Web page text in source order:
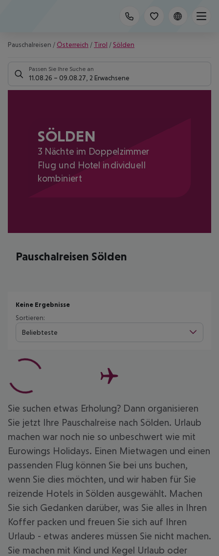
Pauschalreisen / Österreich / Tirol / Sölden
Passen Sie Ihre Suche an
11.08.26 – 09.08.27 2 Erwachsene
SÖLDEN
3 Nächte im Doppelzimmer
Flug und Hotel individuell
kombiniert
Pauschalreisen Sölden
Keine Ergebnisse
Sortieren:
Beliebteste
Sie suchen etwas Erholung? Dann organisieren
Sie jetzt Ihre Pauschalreise nach Sölden. Urlaub
machen war noch nie so unbeschwert wie mit
Eurowings Holidays. Einen Mietwagen und einen
passenden Flug können Sie bei uns buchen,
wenn Sie dies möchten, und wir haben für Sie
reizende Hotels in Sölden ausgewählt. Machen
Sie sich Gedanken darüber, was Sie alles in Ihren
Koffer packen und freuen Sie sich auf Ihren
Urlaub - etwas anderes müssen Sie nicht machen.
Sie machen mit Kind und Kegel Urlaub oder